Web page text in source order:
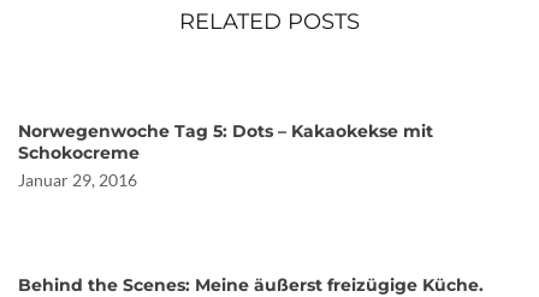
RELATED POSTS
Norwegenwoche Tag 5: Dots – Kakaokekse mit
Schokocreme
Januar 29, 2016
Behind the Scenes: Meine äußerst freizügige Küche.